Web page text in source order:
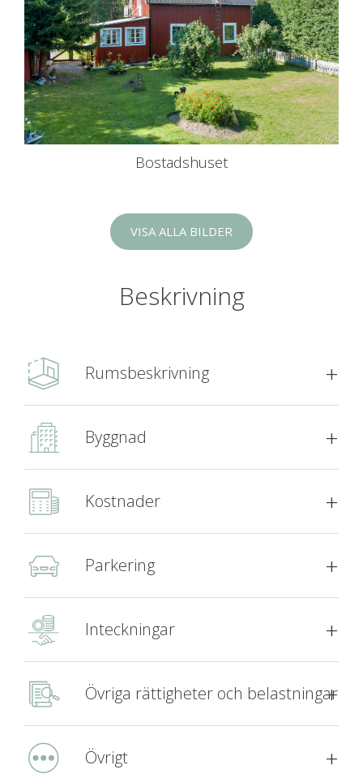
Bostadshuset
VISA ALLA BILDER
Beskrivning
Rumsbeskrivning
Byggnad
Kostnader
Parkering
Inteckningar
Övriga rättigheter och belastningar
Övrigt